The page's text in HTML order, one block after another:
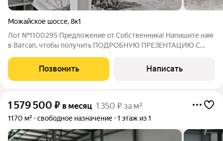
Можайское шоссе,8к1
Лот №1100295 Предложение от Собственника! Напишите нам
в Ватсап, чтобы получить ПОДРОБНУЮ ПРЕЗЕНТАЦИЮ С
помещение под склад площадью 2560.00 м2. Помещение
расположено 8 км от г . 1- этаж. Есть
Позвонить Написать
1 579 500 ₽ в месяц 1 350 ₽ за м²
1170 м² свободное назначение 1 этаж из 1